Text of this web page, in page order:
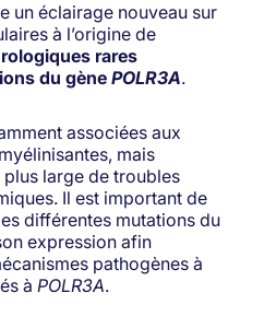
un éclairage nouveau sur
à l’origine de
rares
du gènePOLR3A.
associées aux
mais
large de troubles
Il est important de
différentes mutations du
expression afin
pathogènes à
àPOLR3A.